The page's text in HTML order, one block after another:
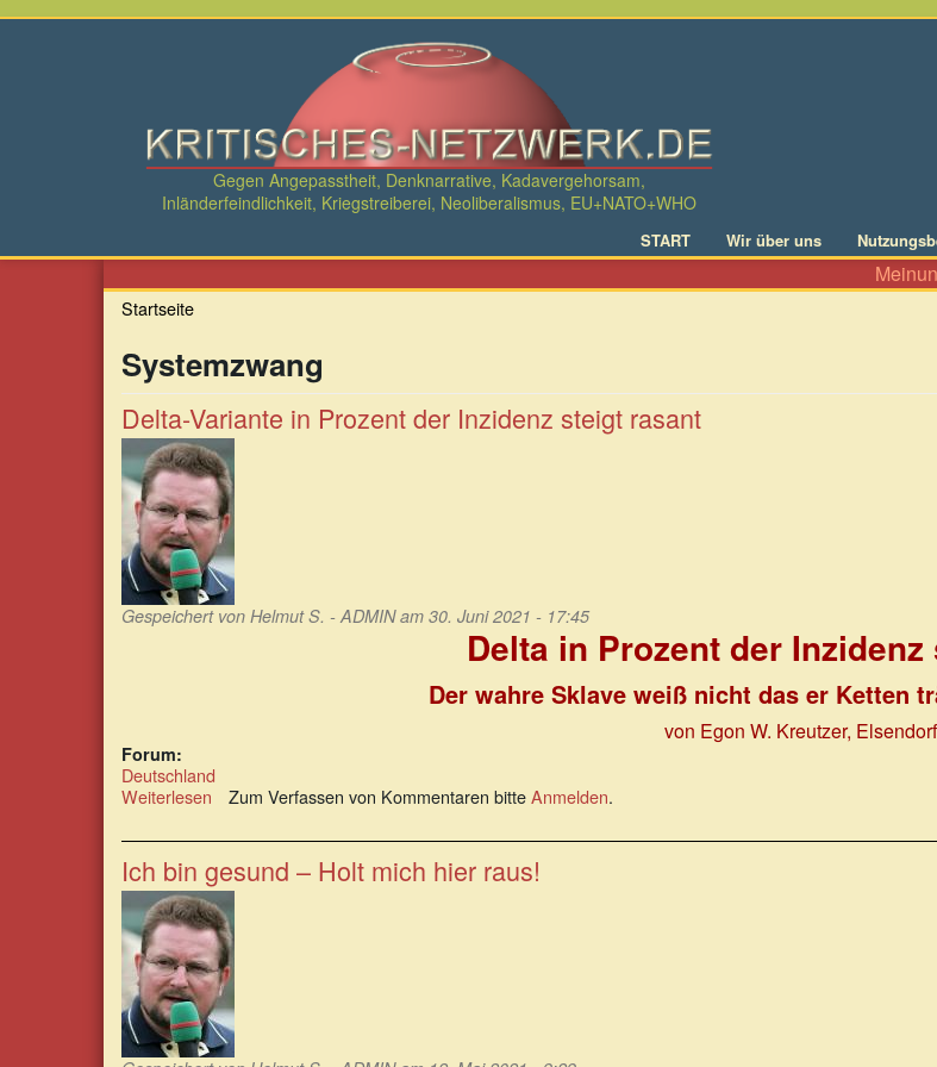
Direkt
Gegen Angepasstheit, Denknarrative, Kadavergehorsam,
Inländerfeindlichkeit, Kriegstreiberei, Neoliberalismus, EU+NATO+WHO
START Wir über uns
Startseite
Systemzwang
Delta-Variante in Prozent der Inzidenz steigt rasant
Gespeichert von Helmut S. - ADMINam 30. Juni 2021 - 17:45
Delta in Prozent der
Der wahre Sklave weiß nicht das er Ketten
von Egon W. Kreutzer, Elsendorf
Forum:
Deutschland
Weiterlesen über
Variante
in
Prozent
der
Inzidenz
steigt
rasant
Zum Verfassen von Kommentaren bitteAnmelden.
Ich bin gesund – Holt mich hier raus!